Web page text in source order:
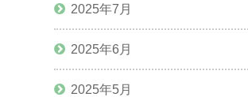
2025年7月
2025年6月
2025年5月